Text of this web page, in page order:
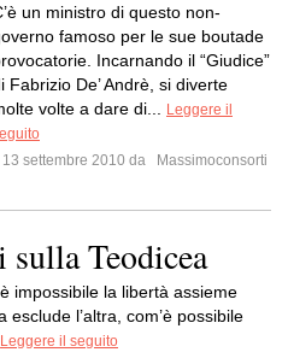
un ministro di questo non-
famoso per le sue boutade
Incarnando il “Giudice”
Fabrizio De’ Andrè, si diverte
volte a dare di...
Leggere il
Il 13 settembre 2010 da
Massimoconsorti
Teodicea
impossibile la libertà assieme
esclude l’altra, com’è possibile
Leggere il seguito